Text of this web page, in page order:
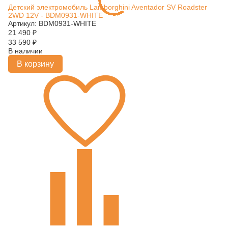
Детский электромобиль Lamborghini Aventador SV Roadster
2WD 12V - BDM0931-WHITE
Артикул: BDM0931-WHITE
21 490 ₽
33 590 ₽
В наличии
В корзину